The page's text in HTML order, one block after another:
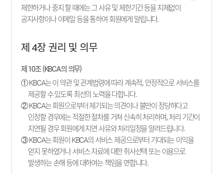
제한하거나 중지 할 때에는 그 사유 및 제한기간 등을 지체없이
공지사항이나 이메일 등을 통하여 회원에게 알립니다.
제 4장 권리 및 의무
제 10조 (KBCA의 의무)
① KBCA는 이 약관 및 관계법령에 따라 계속적, 안정적으로 서비스를
제공할 수 있도록 최선의 노력을 다합니다.
② KBCA는 회원으로부터 제기되는 의견이나 불만이 정당하다고
인정할 경우에는 적절한 절차를 거쳐 신속히 처리하며, 처리 기간이
지연될 경우 회원에게 지연 사유와 처리일정을 알려드립니다.
③ KBCA는 회원이 KBCA의 서비스 제공으로부터 기대되는 이익을
얻지 못하였거나 서비스 자료에 대한 취사선택 또는 이용으로
발생하는 손해 등에 대하여는 책임을 면합니다.